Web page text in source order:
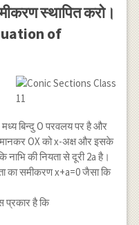
स्थापित करो।
of
बिन्दु O परवलय पर है और
मानकर OX को x-अक्ष और इसके
नाभि की नियता से दूरी 2a है।
का समीकरण x+a=0 जैसा कि
प्रकार है कि